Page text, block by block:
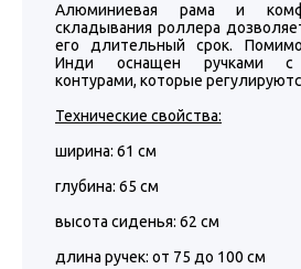
Алюминиевая рама и
складывания роллера
его длительный срок.
Инди оснащен ручками с
контурами, которые
Технические свойства:
ширина: 61 см
глубина: 65 см
высота сиденья: 62 см
длина ручек: от 75 до 100 см